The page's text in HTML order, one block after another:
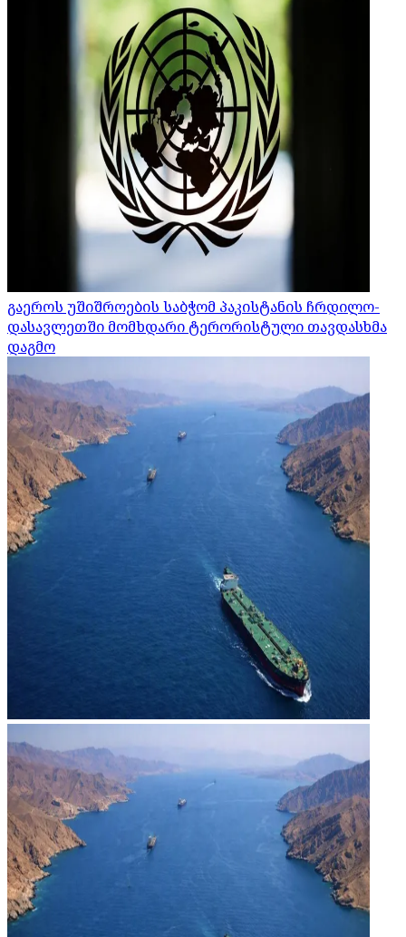
გაეროს უშიშროების საბჭომ პაკისტანის ჩრდილო-
დასავლეთში მომხდარი ტერორისტული თავდასხმა
დაგმო